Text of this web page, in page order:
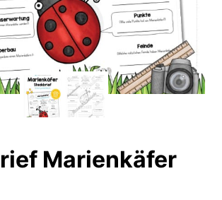
Marienkäfer